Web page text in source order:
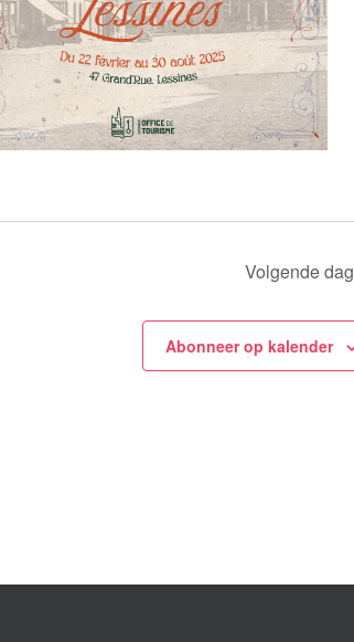
Volgende dag
Abonneer op kalender